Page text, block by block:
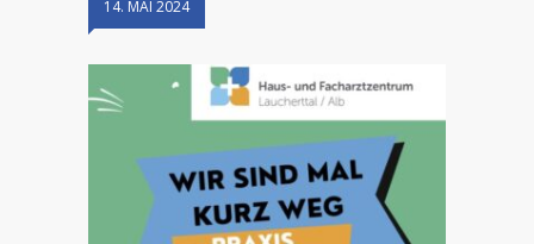
14. MAI 2024